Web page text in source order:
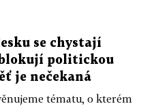
se chystají
politickou
je nečekaná
tématu, o kterém